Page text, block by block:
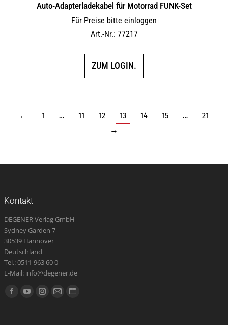
Auto-Adapterladekabel für Motorrad FUNK-Set
Für Preise bitte einloggen
Art.-Nr.: 77217
ZUM LOGIN.
← 1 … 11 12 13 14 15 …
21
→
Kontakt
DEGENER Verlag GmbH
Sydney Garden 7
30539 Hannover
Deutschland
Tel.: 0511-963 60 0
E-Mail: info@degener.de
Finden Sie uns auf:
FacebookYouTubeInstagram
E-
Website